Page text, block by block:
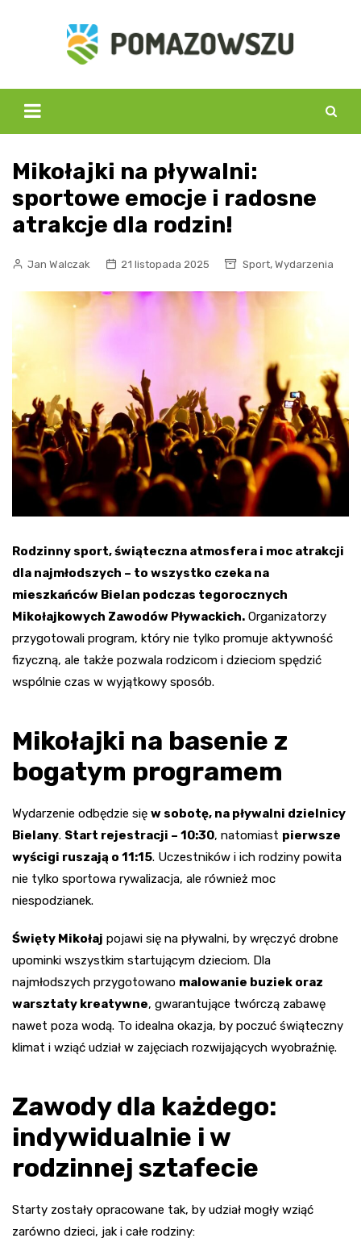
Mikołajki na pływalni:
sportowe emocje i radosne
atrakcje dla rodzin!
Jan Walczak 21 listopada 2025 Sport, Wydarzenia
Rodzinny sport, świąteczna atmosfera i moc atrakcji
dla najmłodszych – to wszystko czeka na
mieszkańców Bielan podczas tegorocznych
Mikołajkowych Zawodów Pływackich. Organizatorzy
przygotowali program, który nie tylko promuje aktywność
fizyczną, ale także pozwala rodzicom i dzieciom spędzić
wspólnie czas w wyjątkowy sposób.
Mikołajki na basenie z
bogatym programem
Wydarzenie odbędzie się w sobotę, na pływalni dzielnicy
Bielany. Start rejestracji – 10:30, natomiast pierwsze
wyścigi ruszają o 11:15. Uczestników i ich rodziny powita
nie tylko sportowa rywalizacja, ale również moc
niespodzianek.
Święty Mikołaj pojawi się na pływalni, by wręczyć drobne
upominki wszystkim startującym dzieciom. Dla
najmłodszych przygotowano malowanie buziek oraz
warsztaty kreatywne, gwarantujące twórczą zabawę
nawet poza wodą. To idealna okazja, by poczuć świąteczny
klimat i wziąć udział w zajęciach rozwijających wyobraźnię.
Zawody dla każdego:
indywidualnie i w
rodzinnej sztafecie
Starty zostały opracowane tak, by udział mogły wziąć
zarówno dzieci, jak i całe rodziny: